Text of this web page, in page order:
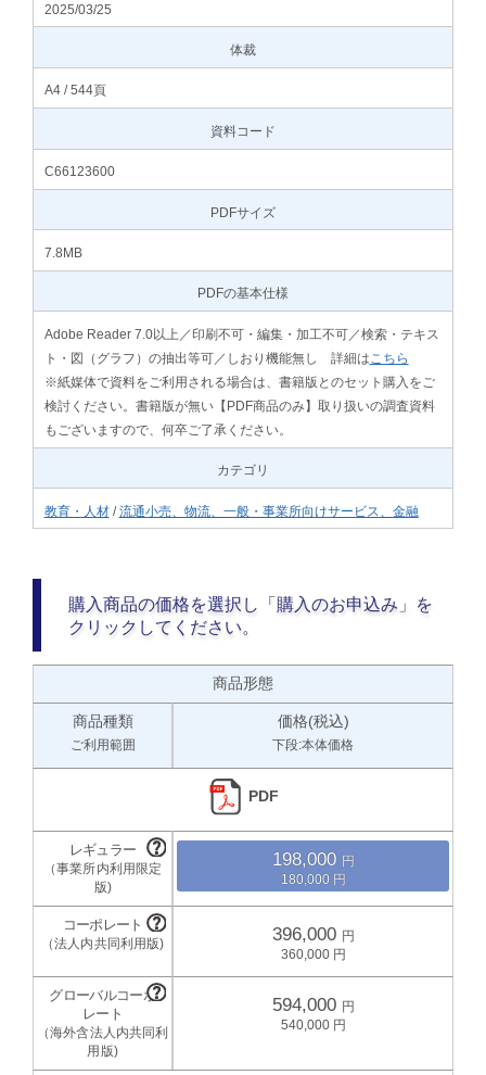
2025/03/25
体裁
A4 / 544頁
資料コード
C66123600
PDFサイズ
7.8MB
PDFの基本仕様
Adobe Reader 7.0以上／印刷不可・編集・加工不可／検索・テキス
ト・図（グラフ）の抽出等可／しおり機能無し 詳細は こちら
※紙媒体で資料をご利用される場合は、書籍版とのセット購入をご
検討ください。書籍版が無い【PDF商品のみ】取り扱いの調査資料
もございますので、何卒ご了承ください。
カテゴリ
教育・人材/流通小売、物流、一般・事業所向けサービス、金融
購入商品の価格を選択し「購入のお申込み」を
クリックしてください。
商品形態
商品種類
ご利用範囲
価格(税込)
下段:本体価格
PDF
198,000
180,000
396,000
360,000
594,000
540,000